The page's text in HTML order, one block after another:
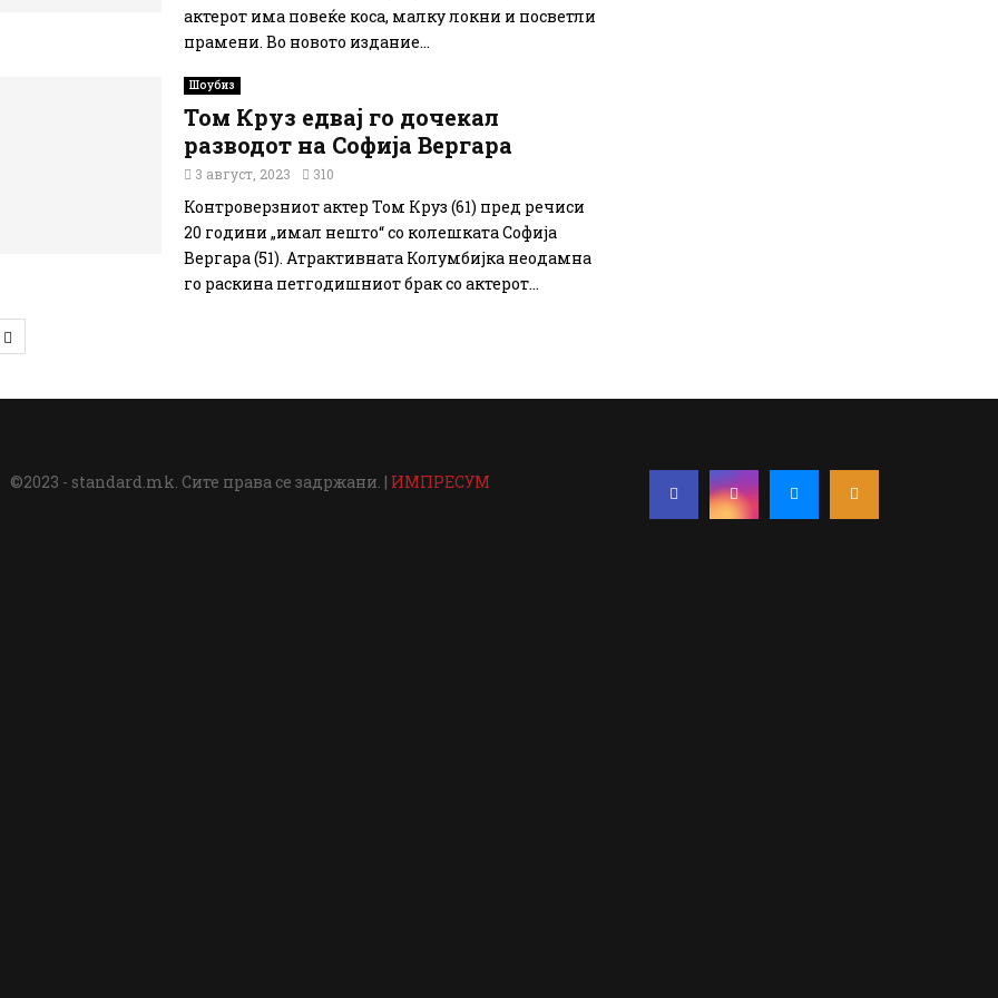
актерот има повеќе коса, малку локни и посветли
прамени. Во новото издание...
Шоубиз
Том Круз едвај го дочекал
разводот на Софија Вергара
3 август, 2023 310
Контроверзниот актер Том Круз (61) пред речиси
20 години „имал нешто“ со колешката Софија
Вергара (51). Атрактивната Колумбијка неодамна
го раскина петгодишниот брак со актерот...
©2023 - standard.mk. Сите права се задржани. | ИМПРЕСУМ